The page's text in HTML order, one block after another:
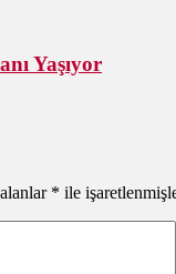
Yaşıyor
* ile